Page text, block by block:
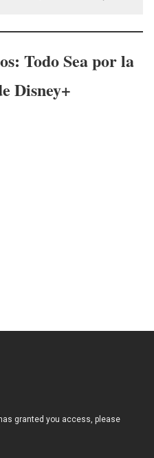
Todo Sea por la
Disney+